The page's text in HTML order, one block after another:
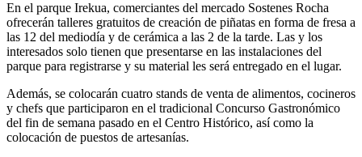
En el parque Irekua, comerciantes del mercado Sostenes Rocha
ofrecerán talleres gratuitos de creación de piñatas en forma de fresa a
las 12 del mediodía y de cerámica a las 2 de la tarde. Las y los
interesados solo tienen que presentarse en las instalaciones del
parque para registrarse y su material les será entregado en el lugar.
Además, se colocarán cuatro stands de venta de alimentos, cocineros
y chefs que participaron en el tradicional Concurso Gastronómico
del fin de semana pasado en el Centro Histórico, así como la
colocación de puestos de artesanías.